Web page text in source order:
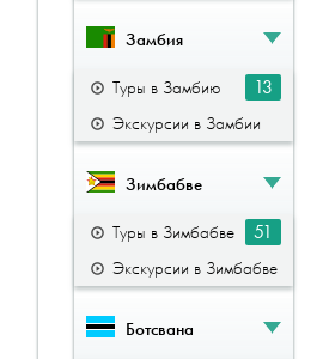
Замбия
Туры в Замбию
13
Экскурсии в Замбии
Зимбабве
Туры в Зимбабве
51
Экскурсии в Зимбабве
Ботсвана